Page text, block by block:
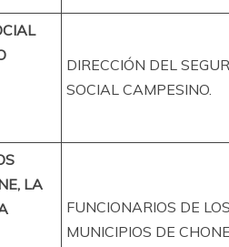
DIRECCIÓN DEL
SOCIAL CAMPESINO.
LA
FUNCIONARIOS DE
MUNICIPIOS DE